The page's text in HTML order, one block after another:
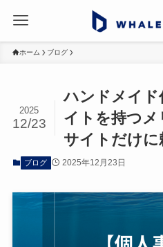
ホーム ブログ
ハンドメイド
イトを持つメ
サイトだけ
2025
12/23
ブログ 2025年12月23日